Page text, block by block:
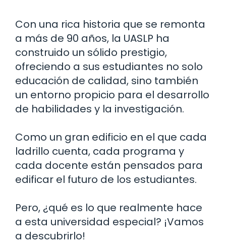
Con una rica historia que se remonta
a más de 90 años, la UASLP ha
construido un sólido prestigio,
ofreciendo a sus estudiantes no solo
educación de calidad, sino también
un entorno propicio para el desarrollo
de habilidades y la investigación.
Como un gran edificio en el que cada
ladrillo cuenta, cada programa y
cada docente están pensados para
edificar el futuro de los estudiantes.
Pero, ¿qué es lo que realmente hace
a esta universidad especial? ¡Vamos
a descubrirlo!